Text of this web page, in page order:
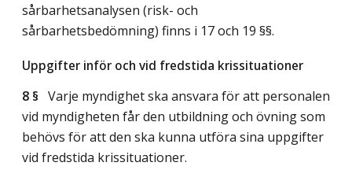
sårbarhetsanalysen (risk- och
sårbarhetsbedömning) finns i 17 och 19 §§.
Uppgifter inför och vid fredstida krissituationer
8 § Varje myndighet ska ansvara för att personalen
vid myndigheten får den utbildning och övning som
behövs för att den ska kunna utföra sina uppgifter
vid fredstida krissituationer.